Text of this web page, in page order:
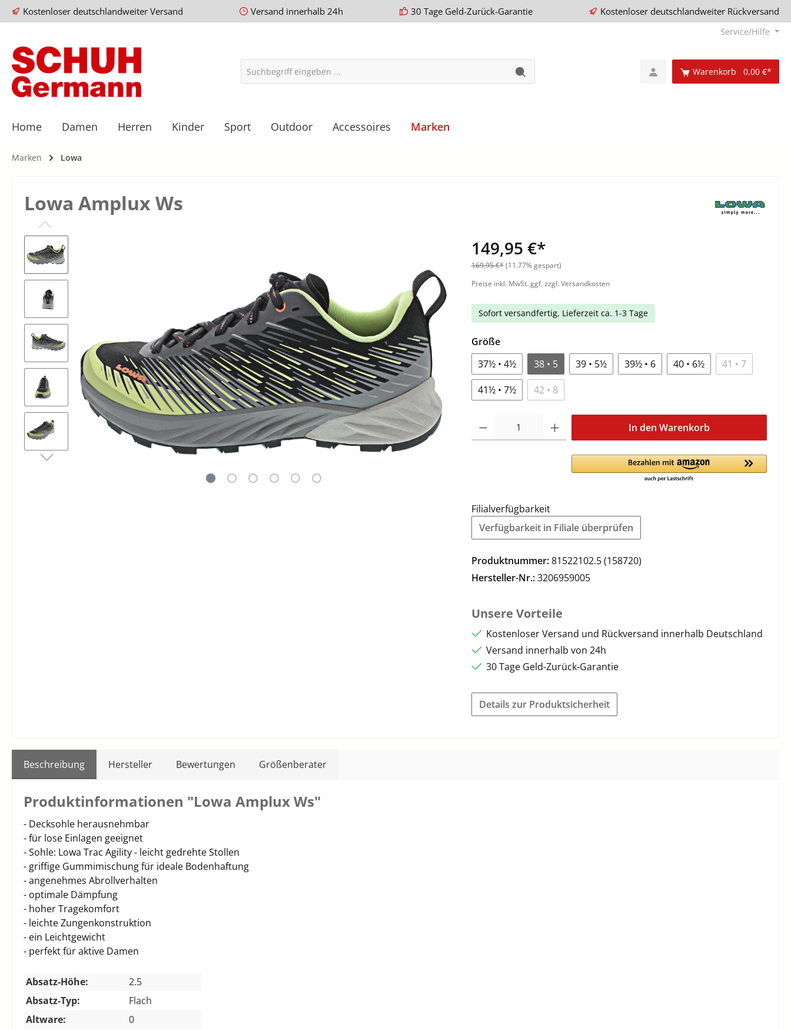
Kostenloser deutschlandweiter Versand Versand innerhalb 24h 30 Tage Geld-Zurück-Garantie Kostenloser deutschlandweiter Rückversand
Service/Hilfe
Warenkorb 0,00 €*
Home Damen Herren Kinder Sport Outdoor Accessoires Marken
Marken Lowa
Lowa Amplux Ws
149,95 €*
169,95 €* (11.77% gespart)
Preise inkl. MwSt. ggf. zzgl. Versandkosten
Sofort versandfertig, Lieferzeit ca. 1-3 Tage
Größe
37½ • 4½
38 • 5 39 • 5½ 39½ • 6 40 • 6½
41 • 7
41½ • 7½
42 • 8
In den Warenkorb
Filialverfügbarkeit
Verfügbarkeit in Filiale überprüfen
Produktnummer:81522102.5 (158720)
Hersteller-Nr.:3206959005
Unsere Vorteile
Kostenloser Versand und Rückversand innerhalb Deutschland
Versand innerhalb von 24h
30 Tage Geld-Zurück-Garantie
Details zur Produktsicherheit
Beschreibung Hersteller Bewertungen Größenberater
Produktinformationen "Lowa Amplux Ws"
- Decksohle herausnehmbar
- für lose Einlagen geeignet
- Sohle: Lowa Trac Agility - leicht gedrehte Stollen
- griffige Gummimischung für ideale Bodenhaftung
- angenehmes Abrollverhalten
- optimale Dämpfung
- hoher Tragekomfort
- leichte Zungenkonstruktion
- ein Leichtgewicht
- perfekt für aktive Damen
Absatz-Höhe:
2.5
Absatz-Typ:
Flach
Altware:
0